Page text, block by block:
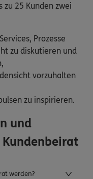
25 Kunden zwei
Prozesse
zu diskutieren und
vorzuhalten
zu inspirieren.
und
werden?